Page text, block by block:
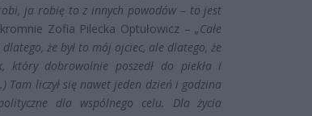
ja robię to z innych powodów – to jest
Zofia Pilecka Optułowicz –„Całe
że był to mój ojciec, ale dlatego, że
który dobrowolnie poszedł do piekła i
liczył się nawet jeden dzień i godzina
dla wspólnego celu. Dla życia